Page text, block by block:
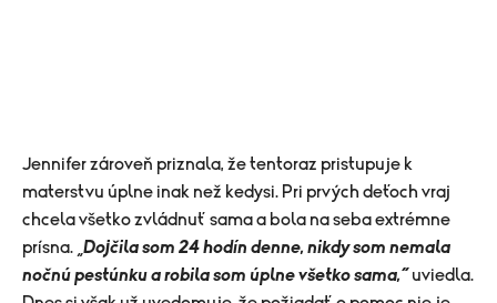
Jennifer zároveň priznala, že tentoraz pristupuje k
materstvu úplne inak než kedysi. Pri prvých deťoch vraj
chcela všetko zvládnuť sama a bola na seba extrémne
prísna. „ Dojčila som 24 hodín denne, nikdy som nemala
nočnú pestúnku a robila som úplne všetko sama,“ uviedla.